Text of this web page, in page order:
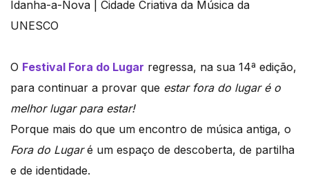
Idanha-a-Nova | Cidade Criativa da Música da
UNESCO
O Festival Fora do Lugar regressa, na sua 14ª edição,
para continuar a provar que estar fora do lugar é o
melhor lugar para estar!
Porque mais do que um encontro de música antiga, o
Fora do Lugaré um espaço de descoberta, de partilha
e de identidade.